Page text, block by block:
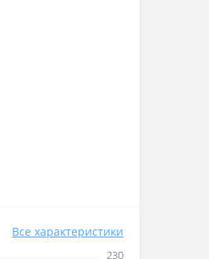
Все характеристики
230